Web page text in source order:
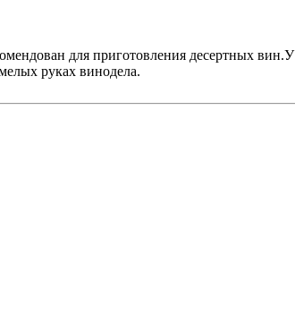
для приготовления десертных вин.У
руках винодела.